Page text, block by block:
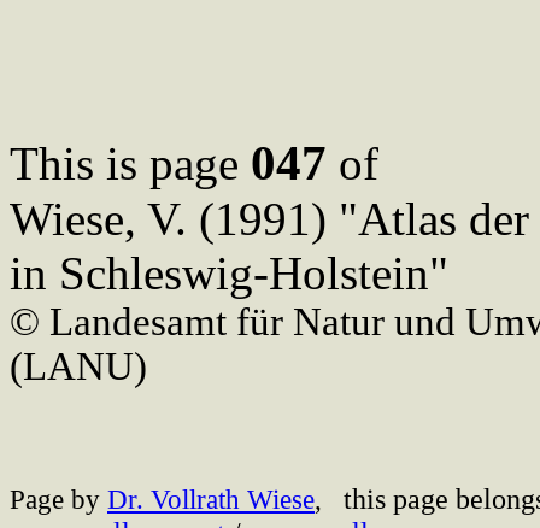
This is page 047 of
Wiese, V. (1991) "Atlas
in Schleswig-Holstein"
© Landesamt für Natur und
(LANU)
Page by Dr. Vollrath Wiese,
this page